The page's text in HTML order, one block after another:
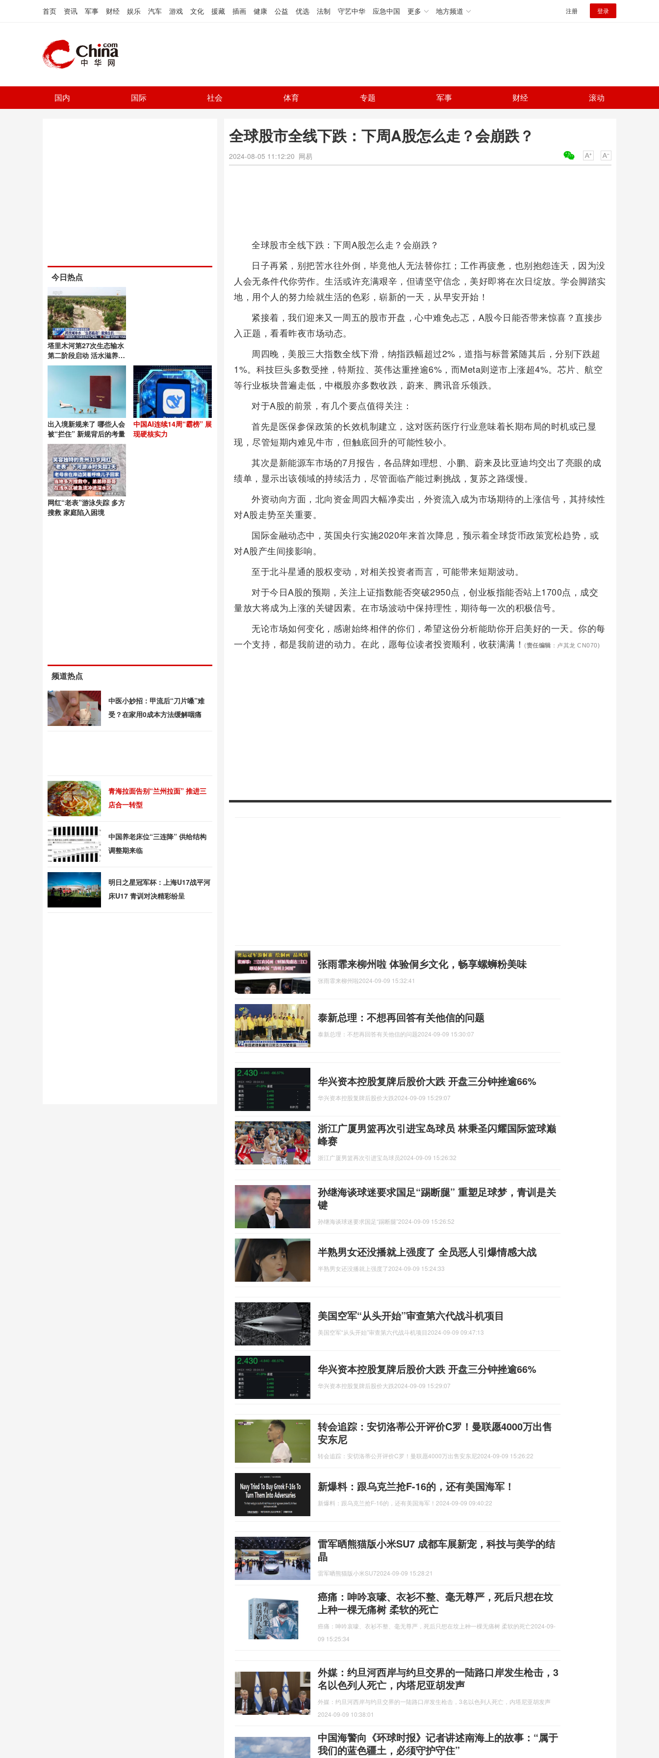
首页 资讯 军事 财经 娱乐 汽车 游戏 文化 援藏 插画 健康 公益 优选 法制 守艺中华 应急中国 更多 地方频道 注册 登录
国内 国际 社会 体育 专题 军事 财经 滚动
全球股市全线下跌：下周A股怎么走？会崩跌？
2024-08-05 11:12:20 网易
全球股市全线下跌：下周A股怎么走？会崩跌？
日子再紧，别把苦水往外倒，毕竟他人无法替你扛；工作再疲惫，也别抱怨连天，因为没
人会无条件代你劳作。生活或许充满艰辛，但请坚守信念，美好即将在次日绽放。学会脚踏实
地，用个人的努力绘就生活的色彩，崭新的一天，从早安开始！
紧接着，我们迎来又一周五的股市开盘，心中难免忐忑，A股今日能否带来惊喜？直接步
入正题，看看昨夜市场动态。
周四晚，美股三大指数全线下滑，纳指跌幅超过2%，道指与标普紧随其后，分别下跌超
1%。科技巨头多数受挫，特斯拉、英伟达重挫逾6%，而Meta则逆市上涨超4%。芯片、航空
等行业板块普遍走低，中概股亦多数收跌，蔚来、腾讯音乐领跌。
对于A股的前景，有几个要点值得关注：
首先是医保参保政策的长效机制建立，这对医药医疗行业意味着长期布局的时机或已显
现，尽管短期内难见牛市，但触底回升的可能性较小。
其次是新能源车市场的7月报告，各品牌如理想、小鹏、蔚来及比亚迪均交出了亮眼的成
绩单，显示出该领域的持续活力，尽管面临产能过剩挑战，复苏之路缓慢。
外资动向方面，北向资金周四大幅净卖出，外资流入成为市场期待的上涨信号，其持续性
对A股走势至关重要。
国际金融动态中，英国央行实施2020年来首次降息，预示着全球货币政策宽松趋势，或
对A股产生间接影响。
至于北斗星通的股权变动，对相关投资者而言，可能带来短期波动。
对于今日A股的预期，关注上证指数能否突破2950点，创业板指能否站上1700点，成交
量放大将成为上涨的关键因素。在市场波动中保持理性，期待每一次的积极信号。
无论市场如何变化，感谢始终相伴的你们，希望这份分析能助你开启美好的一天。你的每
一个支持，都是我前进的动力。在此，愿每位读者投资顺利，收获满满！ (责任编辑 ：卢其龙 CN070)
张雨霏来柳州啦 体验侗乡文化，畅享螺蛳粉美味
张雨霏来柳州啦2024-09-09 15:32:41
泰新总理：不想再回答有关他信的问题
泰新总理：不想再回答有关他信的问题2024-09-09 15:30:07
华兴资本控股复牌后股价大跌 开盘三分钟挫逾66%
华兴资本控股复牌后股价大跌2024-09-09 15:29:07
浙江广厦男篮再次引进宝岛球员 林秉圣闪耀国际篮球巅
峰赛
浙江广厦男篮再次引进宝岛球员2024-09-09 15:26:32
孙继海谈球迷要求国足“踢断腿” 重塑足球梦，青训是关
键
孙继海谈球迷要求国足“踢断腿”2024-09-09 15:26:52
半熟男女还没播就上强度了 全员恶人引爆情感大战
半熟男女还没播就上强度了2024-09-09 15:24:33
美国空军“从头开始”审查第六代战斗机项目
美国空军“从头开始”审查第六代战斗机项目2024-09-09 09:47:13
华兴资本控股复牌后股价大跌 开盘三分钟挫逾66%
华兴资本控股复牌后股价大跌2024-09-09 15:29:07
转会追踪：安切洛蒂公开评价C罗！曼联愿4000万出售
安东尼
转会追踪：安切洛蒂公开评价C罗！曼联愿4000万出售安东尼2024-09-09 15:26:22
新爆料：跟乌克兰抢F-16的，还有美国海军！
新爆料：跟乌克兰抢F-16的，还有美国海军！ 2024-09-09 09:40:22
雷军晒熊猫版小米SU7 成都车展新宠，科技与美学的结
晶
雷军晒熊猫版小米SU72024-09-09 15:28:21
癌痛：呻吟哀嚎、衣衫不整、毫无尊严，死后只想在坟
上种一棵无痛树 柔软的死亡
癌痛：呻吟哀嚎、衣衫不整、毫无尊严，死后只想在坟上种一棵无痛树 柔软的死亡2024-09-
09 15:25:34
外媒：约旦河西岸与约旦交界的一陆路口岸发生枪击，3
名以色列人死亡，内塔尼亚胡发声
外媒：约旦河西岸与约旦交界的一陆路口岸发生枪击，3名以色列人死亡，内塔尼亚胡发声
2024-09-09 10:38:01
中国海警向《环球时报》记者讲述南海上的故事：“属于
我们的蓝色疆土，必须守护守住”
今日热点
塔里木河第27次生态输水
第二阶段启动 活水滋养绿
洲
出入境新规来了 哪些人会
被“拦住” 新规背后的考量
中国AI连续14周“霸榜” 展
现硬核实力
网红“老表”游泳失踪 多方
搜救 家庭陷入困境
频道热点
中医小妙招：甲流后“刀片嗓”难
受？在家用0成本方法缓解咽痛
青海拉面告别“兰州拉面” 推进三
店合一转型
中国养老床位“三连降” 供给结构
调整期来临
明日之星冠军杯：上海U17战平河
床U17 青训对决精彩纷呈